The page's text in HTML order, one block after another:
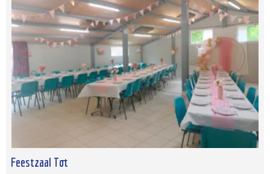
Feestzaal Tot